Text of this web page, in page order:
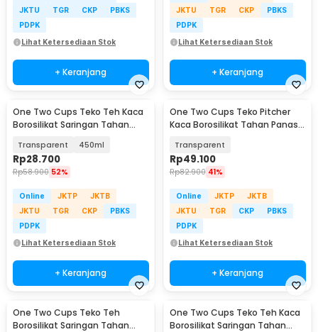
JKTU
TGR CKP
PBKS
PDPK
Lihat Ketersediaan Stok
+ Keranjang
JKTU
TGR CKP
PBKS
PDPK
Lihat Ketersediaan Stok
+ Keranjang
One Two Cups Teko Teh Kaca
Borosilikat Saringan Tahan
Transparent 450ml
Rp28.700
Rp58.900 52%
Online JKTP
JKTB
JKTU
TGR CKP
PBKS
PDPK
Lihat Ketersediaan Stok
+ Keranjang
One Two Cups Teko Pitcher
Kaca Borosilikat Tahan Panas
Transparent
Rp49.100
Rp82.900 41%
Online JKTP
JKTB
JKTU
TGR CKP
PBKS
PDPK
Lihat Ketersediaan Stok
+ Keranjang
One Two Cups Teko Teh
Borosilikat Saringan Tahan
One Two Cups Teko Teh Kaca
Borosilikat Saringan Tahan